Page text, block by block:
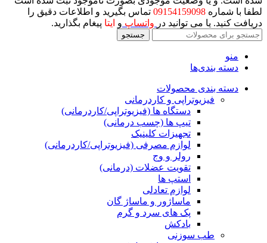
لطفا با شماره 09154159098 تماس بگیرید و اطلاعات دقیق را
دریافت کنید. یا می توانید در واتساپ و ایتا پیغام بگذارید.
جستجو
منو
دسته بندی‌ها
دسته بندی محصولات
فیزیوتراپی و کاردرمانی
دستگاه ها (فیزیوتراپی/کاردرمانی)
تیپ ها (چسب درمانی)
تجهیزات کلینیک
لوازم مصرفی (فیزیوتراپی/کاردرمانی)
رولر و وج
تقویت عضلات (درمانی)
استپ ها
لوازم تعادلی
ماساژور و ماساژ گان
پک های سرد و گرم
بادکش
طب سوزنی